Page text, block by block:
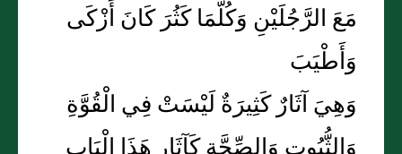
مَعَ الرَّجُلَيْنِ وَكُلَّمَا كَثُرَ كَانَ أَزْكَى
وَأَطْيَبَ
وَهِيَ آثَارٌ كَثِيرَةٌ لَيْسَتْ فِي الْقُوَّةِ